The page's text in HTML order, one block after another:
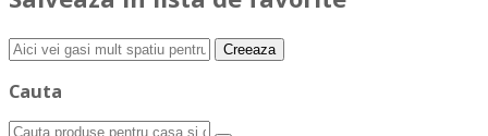
Creeaza
Cauta